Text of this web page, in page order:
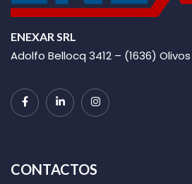
ENEXAR SRL
Adolfo Bellocq 3412 – (1636) Olivos
CONTACTOS